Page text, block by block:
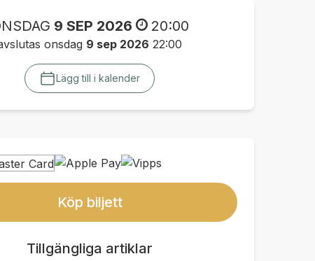
9 SEP 2026 20:00
onsdag 9 sep 2026 22:00
Lägg till i kalender
Köp biljett
Tillgängliga artiklar